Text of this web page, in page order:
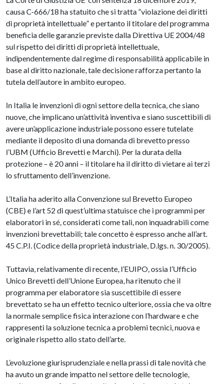
causa C-666/18 ha statuito che si tratta “violazione dei diritti
di proprietà intellettuale” e pertanto il titolare del programma
beneficia delle garanzie previste dalla Direttiva UE 2004/48
sul rispetto dei diritti di proprietà intellettuale,
indipendentemente dal regime di responsabilità applicabile in
base al diritto nazionale, tale decisione rafforza pertanto la
tutela dell’autore in ambito europeo.
In Italia le invenzioni di ogni settore della tecnica, che siano
nuove, che implicano un’attività inventiva e siano suscettibili di
avere un’applicazione industriale possono essere tutelate
mediante il deposito di una domanda di brevetto presso
l’UBM (Ufficio Brevetti e Marchi). Per la durata della
protezione – è 20 anni – il titolare ha il diritto di vietare ai terzi
lo sfruttamento dell’invenzione.
L’Italia ha aderito alla Convenzione sul Brevetto Europeo
(CBE) e l’art 52 di quest’ultima statuisce che i programmi per
elaboratori in sé, considerati come tali, non inquadrabili come
invenzioni brevettabili; tale concetto è espresso anche all’art.
45 C.P.I. (Codice della proprietà industriale, D.lgs. n. 30/2005).
Tuttavia, relativamente di recente, l’EUIPO, ossia l’Ufficio
Unico Brevetti dell’Unione Europea, ha ritenuto che il
programma per elaboratore sia suscettibile di essere
brevettato se ha un effetto tecnico ulteriore, ossia che va oltre
la normale semplice fisica interazione con l’hardware e che
rappresenti la soluzione tecnica a problemi tecnici, nuova e
originale rispetto allo stato dell’arte.
L’evoluzione giurisprudenziale e nella prassi di tale novità che
ha avuto un grande impatto nel settore delle tecnologie,